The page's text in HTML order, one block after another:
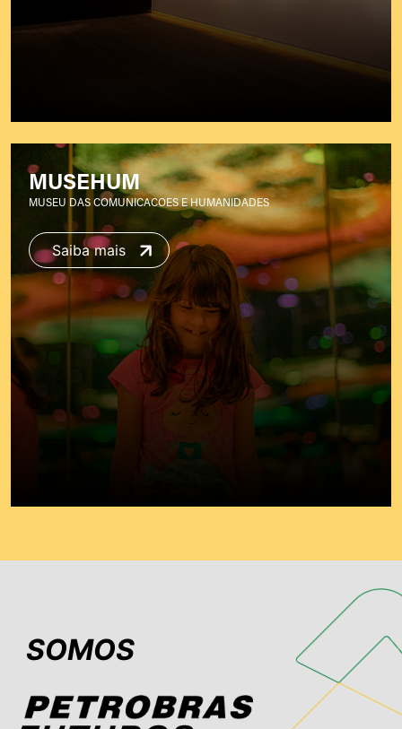
MUSEHUM
MUSEU DAS COMUNICACOES E HUMANIDADES
Saiba mais
SOMOS